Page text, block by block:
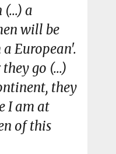
a
will be
European'.
go (...)
they
I am at
of this